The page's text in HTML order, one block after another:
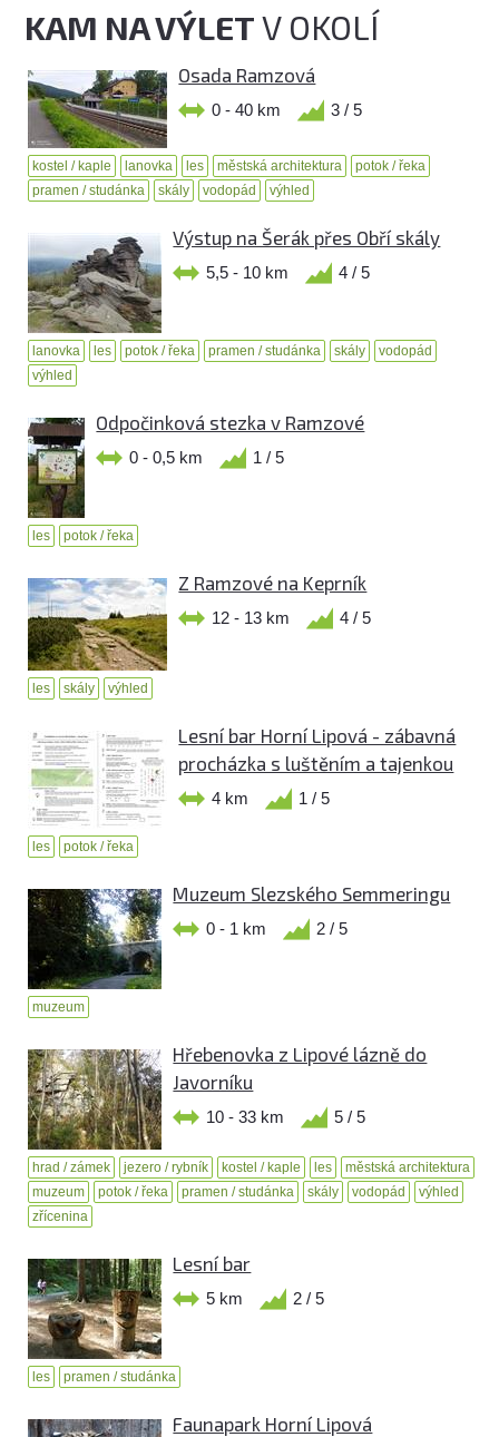
KAM NA VÝLETV OKOLÍ
Osada Ramzová
0 - 40 km 3 / 5
kostel / kaple lanovka les městská architektura
potok / řeka
pramen / studánka
skály vodopád výhled
Výstup na Šerák přes Obří skály
5,5 - 10 km 4 / 5
lanovka les potok / řeka pramen / studánka skály
vodopád
výhled
Odpočinková stezka v Ramzové
0 - 0,5 km 1 / 5
les potok / řeka
Z Ramzové na Keprník
12 - 13 km 4 / 5
les skály výhled
Lesní bar Horní Lipová - zábavná
procházka s luštěním a tajenkou
4 km 1 / 5
les potok / řeka
Muzeum Slezského Semmeringu
0 - 1 km 2 / 5
muzeum
Hřebenovka z Lipové lázně do
Javorníku
10 - 33 km 5 / 5
hrad / zámek jezero / rybník kostel / kaple les
městská architektura
muzeum
potok / řeka pramen / studánka skály vodopád
výhled
zřícenina
Lesní bar
5 km 2 / 5
les pramen / studánka
Faunapark Horní Lipová